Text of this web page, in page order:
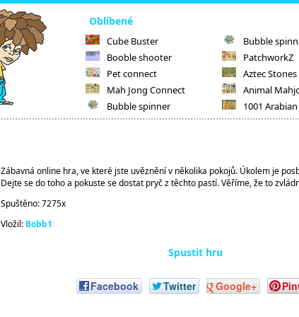
Oblíbené
Cube Buster
Booble shooter
Pet connect
Mah Jong Connect
Bubble spinner
Bubble
PatchworkZ
Aztec Stones
Animal
1001
Zábavná online hra, ve které jste uvěznění v několika pokojů. Úkolem je
Dejte se do toho a pokuste se dostat pryč z těchto pastí. Věříme, že to
Spuštěno: 7275x
Vložil: Bobb1
Spustit hru
Facebook Twitter Google+